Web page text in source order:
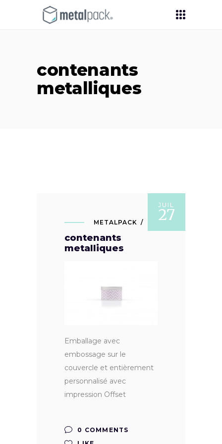
contenants
metalliques
JUIL
27
METALPACK
contenants
metalliques
Emballage avec
embossage sur le
couvercle et entièrement
personnalisé avec
impression Offset
0 COMMENTS